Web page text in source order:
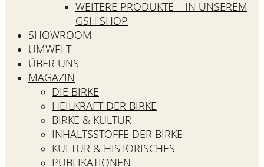
WEITERE PRODUKTE – IN UNSEREM
GSH SHOP
SHOWROOM
UMWELT
ÜBER UNS
MAGAZIN
DIE BIRKE
HEILKRAFT DER BIRKE
BIRKE & KULTUR
INHALTSSTOFFE DER BIRKE
KULTUR & HISTORISCHES
PUBLIKATIONEN